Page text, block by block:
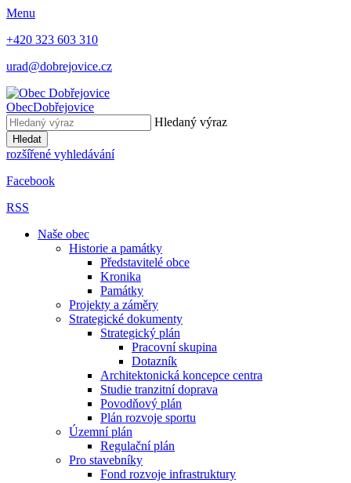
Menu
+420 323 603 310
urad@dobrejovice.cz
ObecDobřejovice
Hledaný výraz
Hledat
rozšířené vyhledávání
Facebook
RSS
Naše obec
Historie a památky
Představitelé obce
Kronika
Památky
Projekty a záměry
Strategické dokumenty
Strategický plán
Pracovní skupina
Dotazník
Architektonická koncepce centra
Studie tranzitní doprava
Povodňový plán
Plán rozvoje sportu
Územní plán
Regulační plán
Pro stavebníky
Fond rozvoje infrastruktury